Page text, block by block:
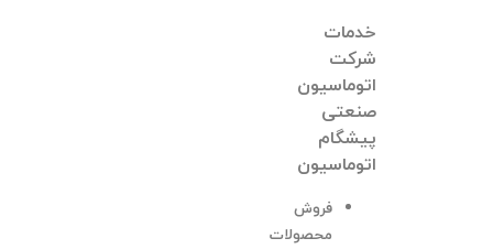
خدمات
شرکت
اتوماسیون
صنعتی
پیشگام
اتوماسیون
فروش
محصولات